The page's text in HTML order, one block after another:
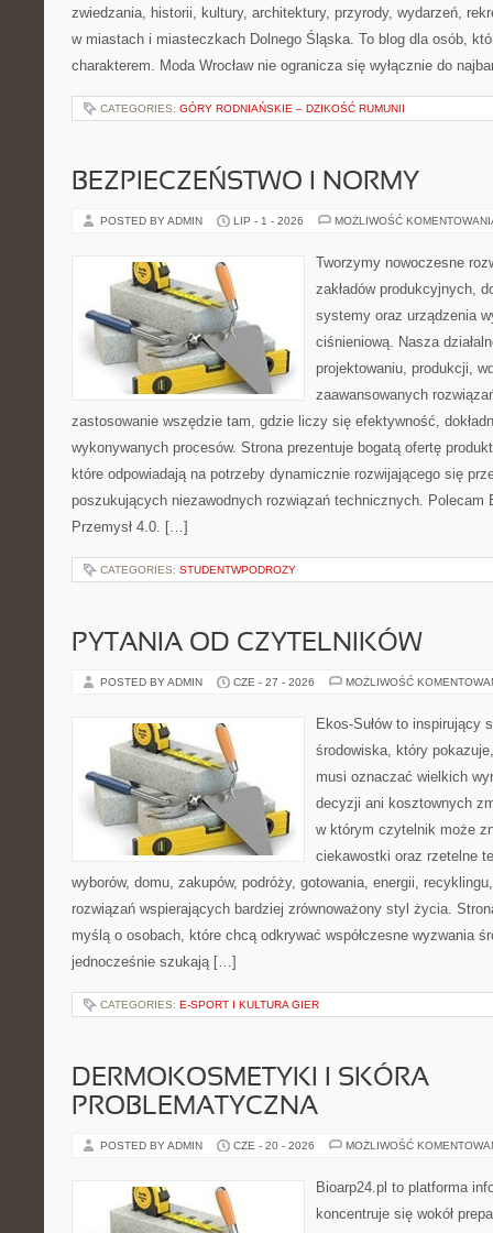
zwiedzania, historii, kultury, architektury, przyrody, wydarzeń,
w miastach i miasteczkach Dolnego Śląska. To blog dla osób,
charakterem. Moda Wrocław nie ogranicza się wyłącznie do
CATEGORIES: GÓRY RODNIAŃSKIE – DZIKOŚĆ RUMUNII
BEZPIECZEŃSTWO I NORMY
POSTED BY ADMIN LIP - 1 - 2026 MOŻLIWOŚĆ
Tworzymy nowoczesne
zakładów produkcyjnych,
systemy oraz urządzenia
ciśnieniową. Nasza
projektowaniu, produkcji,
zaawansowanych
zastosowanie wszędzie tam, gdzie liczy się efektywność,
wykonywanych procesów. Strona prezentuje bogatą ofertę
które odpowiadają na potrzeby dynamicznie rozwijającego się
poszukujących niezawodnych rozwiązań technicznych. Polecam
Przemysł 4.0. […]
CATEGORIES: STUDENTWPODROZY
PYTANIA OD CZYTELNIKÓW
POSTED BY ADMIN CZE - 27 - 2026 MOŻLIWOŚĆ
Ekos-Sułów to inspirujący
środowiska, który
musi oznaczać wielkich
decyzji ani kosztownych
w którym czytelnik może
ciekawostki oraz rzetelne
wyborów, domu, zakupów, podróży, gotowania, energii,
rozwiązań wspierających bardziej zrównoważony styl życia.
myślą o osobach, które chcą odkrywać współczesne wyzwania
jednocześnie szukają […]
CATEGORIES: E-SPORT I KULTURA GIER
DERMOKOSMETYKI I SKÓRA
PROBLEMATYCZNA
POSTED BY ADMIN CZE - 20 - 2026 MOŻLIWOŚĆ
Bioarp24.pl to platforma
koncentruje się wokół